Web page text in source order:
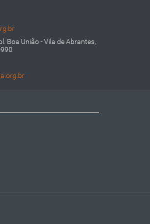
Boa União - Vila de Abrantes,